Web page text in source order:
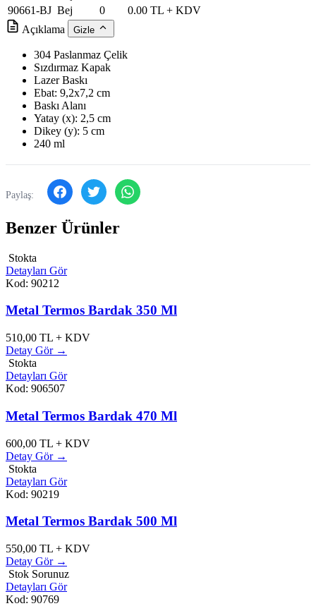
90661-BJ Bej 0
0.00 TL + KDV
Açıklama
Gizle
304 Paslanmaz Çelik
Sızdırmaz Kapak
Lazer Baskı
Ebat: 9,2x7,2 cm
Baskı Alanı
Yatay (x): 2,5 cm
Dikey (y): 5 cm
240 ml
Paylaş:
Benzer Ürünler
Stokta
Detayları Gör
Kod: 90212
Metal Termos Bardak 350 Ml
510,00 TL + KDV
Detay Gör →
Stokta
Detayları Gör
Kod: 906507
Metal Termos Bardak 470 Ml
600,00 TL + KDV
Detay Gör →
Stokta
Detayları Gör
Kod: 90219
Metal Termos Bardak 500 Ml
550,00 TL + KDV
Detay Gör →
Stok Sorunuz
Detayları Gör
Kod: 90769